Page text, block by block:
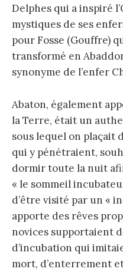
Delphes qui a inspiré
mystiques de ses
pour Fosse (Gouffre)
transformé en
synonyme de l’enfer
Abaton, également
la Terre, était un
sous lequel on plaçait
qui y pénétraient,
dormir toute la nuit
« le sommeil
d’être visité par un «
apporte des rêves
novices supportaient
d’incubation qui
mort, d’enterrement